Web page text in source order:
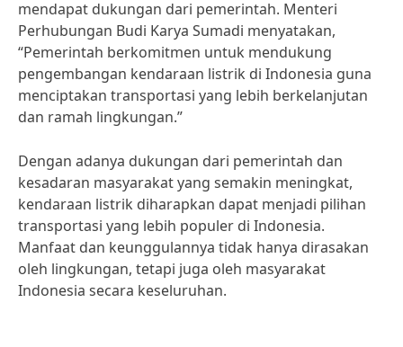
mendapat dukungan dari pemerintah. Menteri
Perhubungan Budi Karya Sumadi menyatakan,
“Pemerintah berkomitmen untuk mendukung
pengembangan kendaraan listrik di Indonesia guna
menciptakan transportasi yang lebih berkelanjutan
dan ramah lingkungan.”
Dengan adanya dukungan dari pemerintah dan
kesadaran masyarakat yang semakin meningkat,
kendaraan listrik diharapkan dapat menjadi pilihan
transportasi yang lebih populer di Indonesia.
Manfaat dan keunggulannya tidak hanya dirasakan
oleh lingkungan, tetapi juga oleh masyarakat
Indonesia secara keseluruhan.